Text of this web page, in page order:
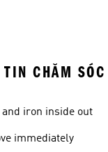
TIN CHĂM
and iron inside out
immediately